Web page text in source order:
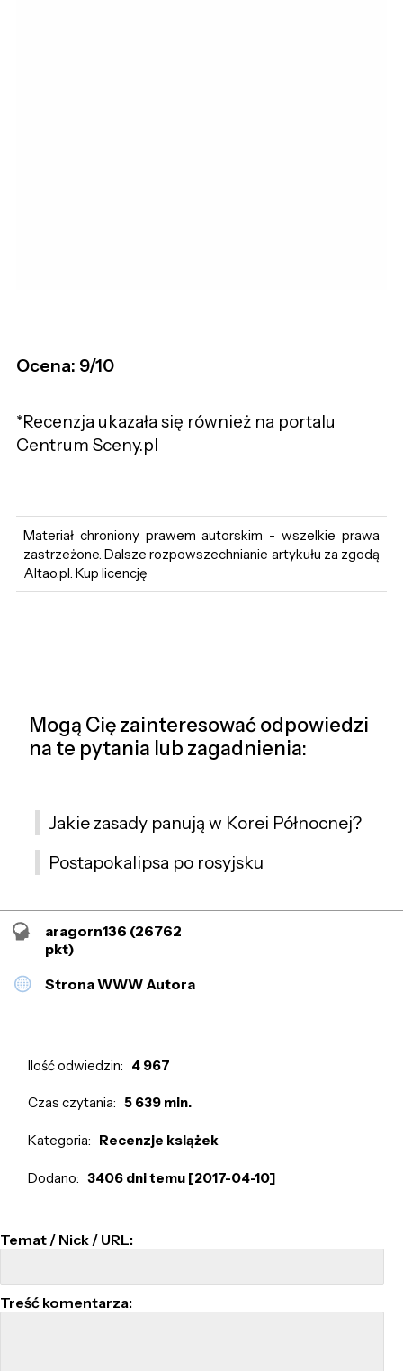
Ocena: 9/10
*Recenzja ukazała się również na portalu
Centrum Sceny.pl
Materiał chroniony prawem autorskim - wszelkie prawa
zastrzeżone. Dalsze rozpowszechnianie artykułu za zgodą
Altao.pl. Kup licencję
Mogą Cię zainteresować odpowiedzi
na te pytania lub zagadnienia:
Jakie zasady panują w Korei Północnej?
Postapokalipsa po rosyjsku
aragorn136 (26762
pkt)
Strona WWW Autora
Ilość odwiedzin: 4 967
Czas czytania: 5 639 min.
Kategoria: Recenzje książek
Dodano: 3406 dni temu [2017-04-10]
Temat / Nick / URL:
Treść komentarza: